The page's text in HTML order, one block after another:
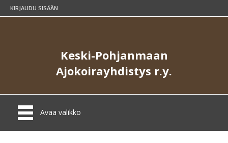
KIRJAUDU SISÄÄN
Keski-Pohjanmaan
Ajokoirayhdistys r.y.
Avaa valikko